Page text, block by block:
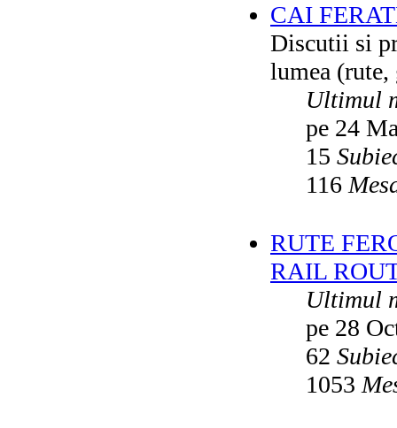
CAI
Discutii si
lumea (rute,
Ultimul
pe 24
15
116
RUTE
RAIL
Ultimul
pe 28
62
1053